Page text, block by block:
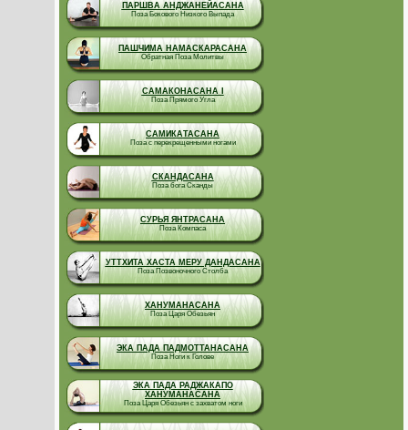
ПАРШВА АНДЖАНЕЙАСАНА
Поза Бокового Низкого Выпада
ПАШЧИМА НАМАСКАРАСАНА
Обратная Поза Молитвы
САМАКОНАСАНА I
Поза Прямого Угла
САМИКАТАСАНА
Поза с перекрещенными ногами
СКАНДАСАНА
Поза бога Сканды
СУРЬЯ ЯНТРАСАНА
Поза Компаса
УТТХИТА ХАСТА МЕРУ ДАНДАСАНА
Поза Позвоночного Столба
ХАНУМАНАСАНА
Поза Царя Обезьян
ЭКА ПАДА ПАДМОТТАНАСАНА
Поза Ноги к Голове
ЭКА ПАДА РАДЖАКАПО
ХАНУМАНАСАНА
Поза Царя Обезьян с захватом ноги